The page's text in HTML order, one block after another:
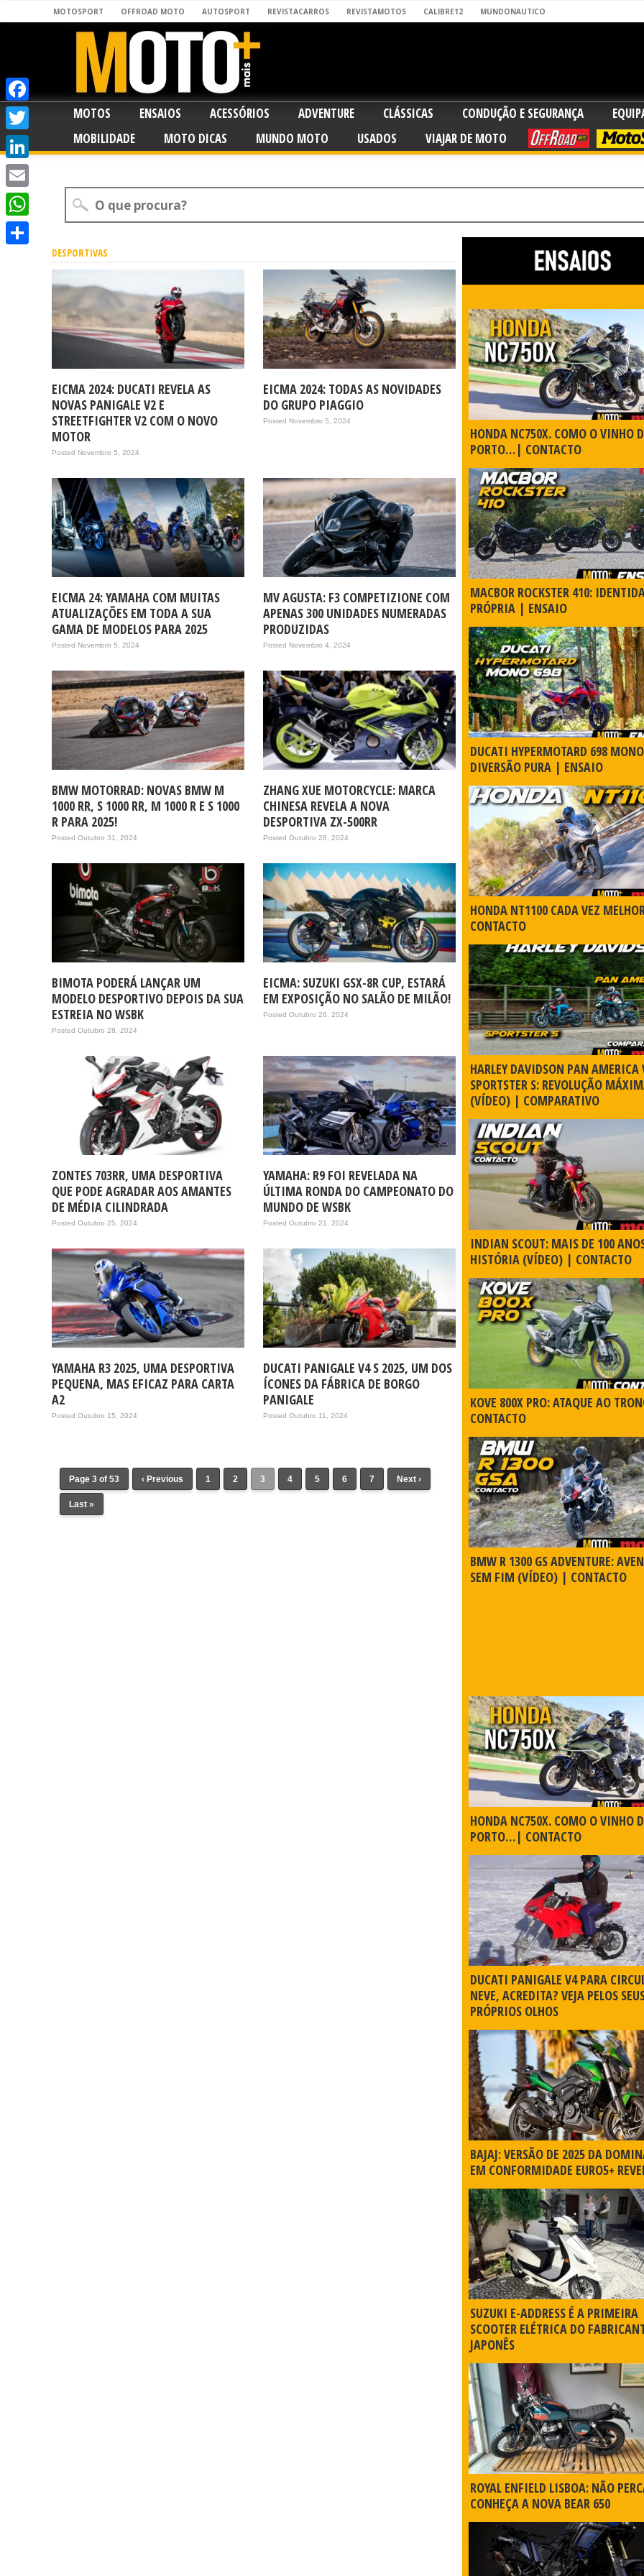
MOTOSPORT OFFROAD MOTO AUTOSPORT REVISTACARROS REVISTAMOTOS CALIBRE12 MUNDONAUTICO
MOTOS ENSAIOS ACESSÓRIOS ADVENTURE CLÁSSICAS CONDUÇÃO E SEGURANÇA
MOBILIDADE
MOTO DICAS MUNDO MOTO USADOS VIAJAR DE MOTO OFFROAD
DESPORTIVAS
EICMA 2024: DUCATI REVELA AS
NOVAS PANIGALE V2 E
STREETFIGHTER V2 COM O NOVO
MOTOR
Posted Novembro 5, 2024
EICMA 2024: TODAS AS NOVIDADES
DO GRUPO PIAGGIO
Posted Novembro 5, 2024
EICMA 24: YAMAHA COM MUITAS
ATUALIZAÇÕES EM TODA A SUA
GAMA DE MODELOS PARA 2025
Posted Novembro 5, 2024
MV AGUSTA: F3 COMPETIZIONE COM
APENAS 300 UNIDADES NUMERADAS
PRODUZIDAS
Posted Novembro 4, 2024
BMW MOTORRAD: NOVAS BMW M
1000 RR, S 1000 RR, M 1000 R E S 1000
R PARA 2025!
Posted Outubro 31, 2024
ZHANG XUE MOTORCYCLE: MARCA
CHINESA REVELA A NOVA
DESPORTIVA ZX-500RR
Posted Outubro 28, 2024
BIMOTA PODERÁ LANÇAR UM
MODELO DESPORTIVO DEPOIS DA SUA
ESTREIA NO WSBK
Posted Outubro 28, 2024
EICMA: SUZUKI GSX-8R CUP, ESTARÁ
EM EXPOSIÇÃO NO SALÃO DE MILÃO!
Posted Outubro 26, 2024
ZONTES 703RR, UMA DESPORTIVA
QUE PODE AGRADAR AOS AMANTES
DE MÉDIA CILINDRADA
Posted Outubro 25, 2024
YAMAHA: R9 FOI REVELADA NA
ÚLTIMA RONDA DO CAMPEONATO DO
MUNDO DE WSBK
Posted Outubro 21, 2024
YAMAHA R3 2025, UMA DESPORTIVA
PEQUENA, MAS EFICAZ PARA CARTA
A2
Posted Outubro 15, 2024
DUCATI PANIGALE V4 S 2025, UM DOS
ÍCONES DA FÁBRICA DE BORGO
PANIGALE
Posted Outubro 11, 2024
Page 3 of 53 ‹ Previous 1 2 3 4 5 6 7 Next ›
Last »
HONDA NC750X. COMO O VINHO
PORTO…| CONTACTO
MACBOR ROCKSTER 410:
PRÓPRIA | ENSAIO
DUCATI HYPERMOTARD 698
DIVERSÃO PURA | ENSAIO
HONDA NT1100 CADA VEZ
CONTACTO
HARLEY DAVIDSON PAN AMERICA
SPORTSTER S: REVOLUÇÃO
(VÍDEO) | COMPARATIVO
INDIAN SCOUT: MAIS DE 100
HISTÓRIA (VÍDEO) | CONTACTO
KOVE 800X PRO: ATAQUE AO
CONTACTO
BMW R 1300 GS ADVENTURE:
SEM FIM (VÍDEO) | CONTACTO
HONDA NC750X. COMO O VINHO
PORTO…| CONTACTO
DUCATI PANIGALE V4 PARA
NEVE, ACREDITA? VEJA PELOS
PRÓPRIOS OLHOS
BAJAJ: VERSÃO DE 2025 DA
EM CONFORMIDADE EURO5+
SUZUKI E-ADDRESS É A PRIMEIRA
SCOOTER ELÉTRICA DO
JAPONÊS
ROYAL ENFIELD LISBOA: NÃO
CONHEÇA A NOVA BEAR 650
Facebook
Twitter
LinkedIn
Email
WhatsApp